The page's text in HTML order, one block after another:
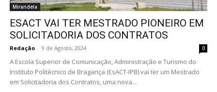
Mirandela
ESACT VAI TER MESTRADO PIONEIRO EM
SOLICITADORIA DOS CONTRATOS
Redação - 9 de Agosto, 2024 0
A Escola Superior de Comunicação, Administração e Turismo do
Instituto Politécnico de Bragança (EsACT-IPB) vai ter um Mestrado
em Solicitadoria dos Contratos, uma nova...